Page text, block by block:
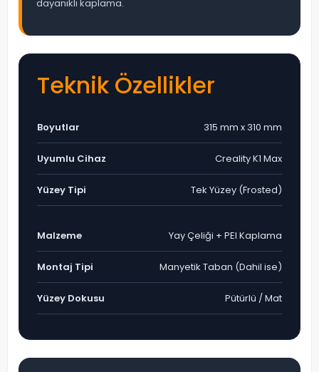
dayanıklı kaplama.
Teknik Özellikler
Boyutlar 315 mm x 310 mm
Uyumlu Cihaz Creality K1 Max
Yüzey Tipi Tek Yüzey (Frosted)
Malzeme Yay Çeliği + PEI Kaplama
Montaj Tipi Manyetik Taban (Dahil ise)
Yüzey Dokusu Pütürlü / Mat